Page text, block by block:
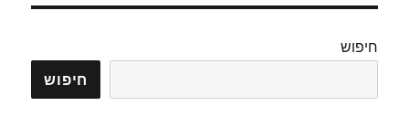
חיפוש
חיפוש